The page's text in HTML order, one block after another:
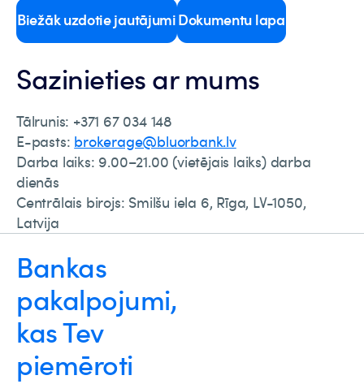
Biežāk uzdotie jautājumiDokumentu lapa
Sazinieties ar mums
Tālrunis: +371 67 034 148
E-pasts: brokerage@bluorbank.lv
Darba laiks: 9.00–21.00 (vietējais laiks) darba
dienās
Centrālais birojs: Smilšu iela 6, Rīga, LV-1050,
Latvija
Bankas
pakalpojumi,
kas Tev
piemēroti